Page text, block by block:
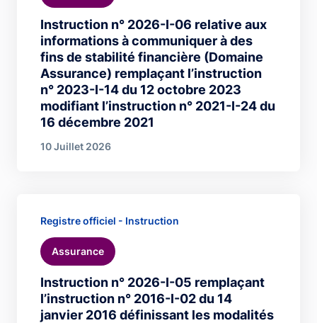
Instruction n° 2026-I-06 relative aux
informations à communiquer à des
fins de stabilité financière (Domaine
Assurance) remplaçant l’instruction
n° 2023-I-14 du 12 octobre 2023
modifiant l’instruction n° 2021-I-24 du
16 décembre 2021
10 Juillet 2026
Instruction n° 2026-I-05 remplaçant
l’instruction n° 2016-I-02 du 14
janvier 2016 définissant les modalités
Registre officiel - Instruction
Assurance